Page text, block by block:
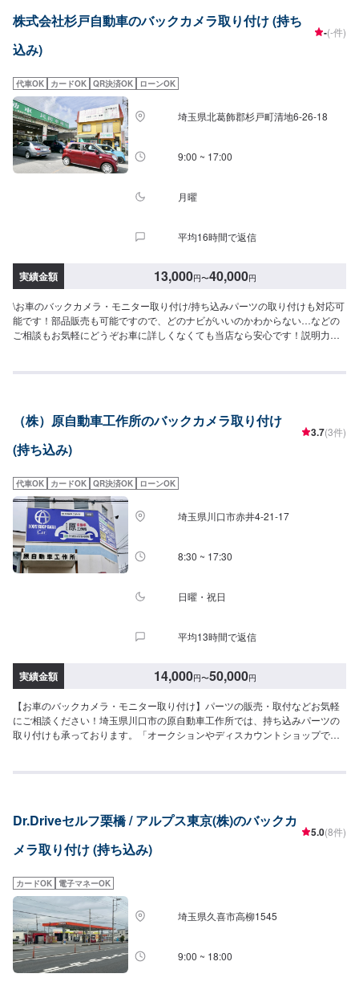
りください。場合によっては対応できかねることもございますので、あらか
じめご了承ください。\代車について/作業中は代車をお出しすることも可能で
すので、ご希望の方はお気軽にお申し付けください。※燃料代はお客さま負担
株式会社杉戸自動車のバックカメラ取り付け (持ち
込み)
-(-件)
代車OK カードOK QR決済OK ローンOK
埼玉県北葛飾郡杉戸町清地6-26-18
9:00 ~ 17:00
月曜
平均16時間で返信
実績金額 13,000円〜40,000円
\お車のバックカメラ・モニター取り付け/持ち込みパーツの取り付けも対応可
能です！部品販売も可能ですので、どのナビがいいのかわからない…などの
ご相談もお気軽にどうぞお車に詳しくなくても当店なら安心です！説明力も
込みの場合はオファーにて、部品の詳細や車種情報をお送りください。部品
（株）原自動車工作所のバックカメラ取り付け
(持ち込み)
3.7(3件)
代車OK カードOK QR決済OK ローンOK
埼玉県川口市赤井4-21-17
8:30 ~ 17:30
日曜・祝日
平均13時間で返信
実績金額 14,000円〜50,000円
【お車のバックカメラ・モニター取り付け】パーツの販売・取付などお気軽
にご相談ください！埼玉県川口市の原自動車工作所では、持ち込みパーツの
取り付けも承っております。「オークションやディスカウントショップで安
【パーツ持ち込み可能】持ち込みパーツの対応もいたします。※パーツの不備
ついて】無料代車（無保険時）を24台ご用意しております。燃料代はお客さ
ま負担となりますので、ご了承ください。【営業時間・定休日】営業時間：
8:30〜17:30定休日：日・祝・第一、第三月曜日
Dr.Driveセルフ栗橋 / アルプス東京(株)のバックカ
メラ取り付け (持ち込み)
5.0(8件)
カードOK 電子マネーOK
埼玉県久喜市高柳1545
9:00 ~ 18:00